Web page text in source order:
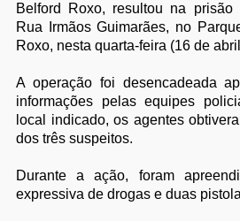
Belford Roxo, resultou na
Rua Irmãos Guimarães, no
Roxo, nesta quarta-feira (16 de
A operação foi desencadeada
informações pelas equipes
local indicado, os agentes
dos três suspeitos.
Durante a ação, foram
expressiva de drogas e duas